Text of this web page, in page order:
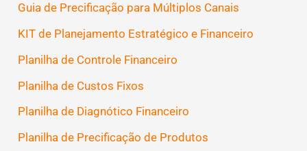
Guia de Precificação para Múltiplos Canais
KIT de Planejamento Estratégico e Financeiro
Planilha de Controle Financeiro
Planilha de Custos Fixos
Planilha de Diagnótico Financeiro
Planilha de Precificação de Produtos